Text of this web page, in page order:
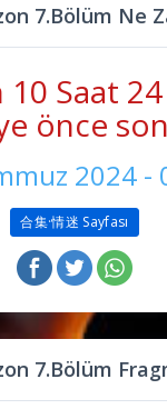
7.Bölüm Ne
10 Saat
önce
2024 -
合集·情迷 Sayfası
7.Bölüm